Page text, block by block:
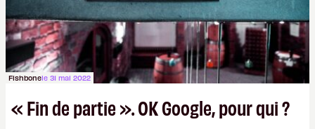
Fishbonele 31 mai 2022
« Fin de partie ». OK Google, pour qui ?